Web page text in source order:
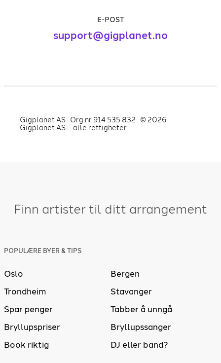
E-POST
support@gigplanet.no
Gigplanet AS · Org.nr 914 535 832 · © 2026
Gigplanet AS – alle rettigheter
Finn artister til ditt arrangement
POPULÆRE BYER & TIPS
Oslo
Bergen
Trondheim
Stavanger
Spar penger
Tabber å unngå
Bryllupspriser
Bryllupssanger
Book riktig
DJ eller band?